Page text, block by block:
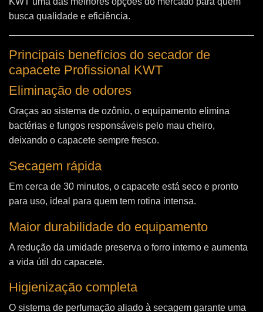
busca qualidade e eficiência.
Principais benefícios do secador de
capacete Profissional KWT
Eliminação de odores
Graças ao sistema de ozônio, o equipamento elimina
bactérias e fungos responsáveis pelo mau cheiro,
deixando o capacete sempre fresco.
Secagem rápida
Em cerca de 30 minutos, o capacete está seco e pronto
para uso, ideal para quem tem rotina intensa.
Maior durabilidade do equipamento
A redução da umidade preserva o forro interno e aumenta
a vida útil do capacete.
Higienização completa
O sistema de perfumação aliado à secagem garante uma